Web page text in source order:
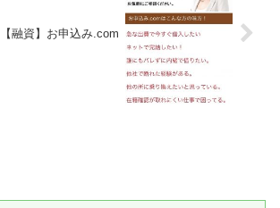
【融資】お申込み.com